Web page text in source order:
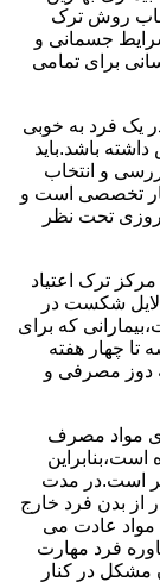
روش ترک
جسمانی و
برای تمامی
یک فرد به خوبی
باشد.باید
و انتخاب
تخصصی است و
تحت نظر
ترک اعتیاد
دلایل شکست در
که برای
تا چهار هفته
دوز مصرفی و
مواد مصرف
است.در مدت
از بدن فرد خارج
مواد عادت می
فرد مهارت
مشکل در کنار